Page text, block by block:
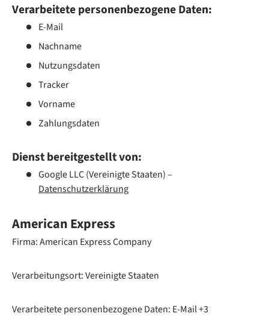
Verarbeitete personenbezogene Daten:
E-Mail
Nachname
Nutzungsdaten
Tracker
Vorname
Zahlungsdaten
Dienst bereitgestellt von:
Google LLC (Vereinigte Staaten) –
Datenschutzerklärung
American Express
Firma: American Express Company
Verarbeitungsort: Vereinigte Staaten
Verarbeitete personenbezogene Daten: E-Mail +3